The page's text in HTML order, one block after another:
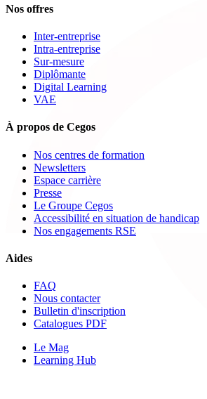
Nos offres
Inter-entreprise
Intra-entreprise
Sur-mesure
Diplômante
Digital Learning
VAE
À propos de Cegos
Nos centres de formation
Newsletters
Espace carrière
Presse
Le Groupe Cegos
Accessibilité en situation de handicap
Nos engagements RSE
Aides
FAQ
Nous contacter
Bulletin d'inscription
Catalogues PDF
Le Mag
Learning Hub